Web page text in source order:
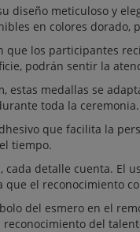
diseño meticuloso y
en colores
que los participantes
podrán sentir la
estas medallas se
toda la ceremonia.
que facilita la
tiempo.
cada detalle cuenta. El
el reconocimiento
del esmero en el
del